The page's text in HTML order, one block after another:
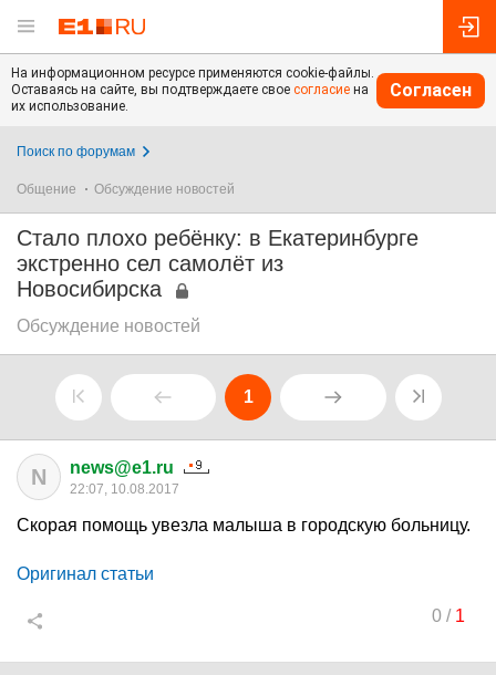
На информационном ресурсе применяются cookie-файлы.
Оставаясь на сайте, вы подтверждаете свое согласие на
их использование.
Согласен
Поиск по форумам
Общение Обсуждение новостей
Стало плохо ребёнку: в Екатеринбурге
экстренно сел самолёт из
Новосибирска
Обсуждение новостей
1
N news@e1.ru
22:07, 10.08.2017
Скорая помощь увезла малыша в городскую больницу.
Оригинал статьи
0/ 1